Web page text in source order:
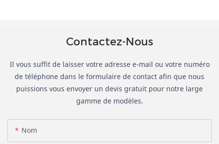
Contactez-Nous
Il vous suffit de laisser votre adresse e-mail ou votre numéro
de téléphone dans le formulaire de contact afin que nous
puissions vous envoyer un devis gratuit pour notre large
gamme de modèles.
Nom